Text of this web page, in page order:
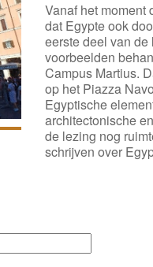
Vanaf het moment
dat Egypte ook
eerste deel van
voorbeelden
Campus Martius.
op het Piazza
Egyptische
architectonische
de lezing nog
schrijven over